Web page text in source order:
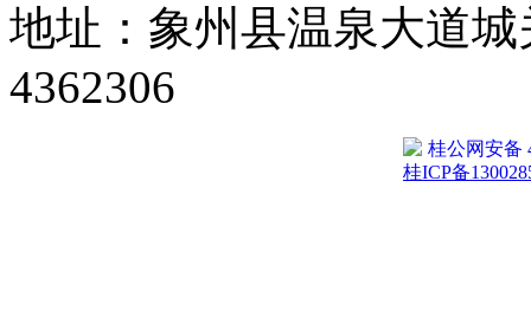
地址：象州县温泉大道
4362306
桂公网安备
桂ICP备